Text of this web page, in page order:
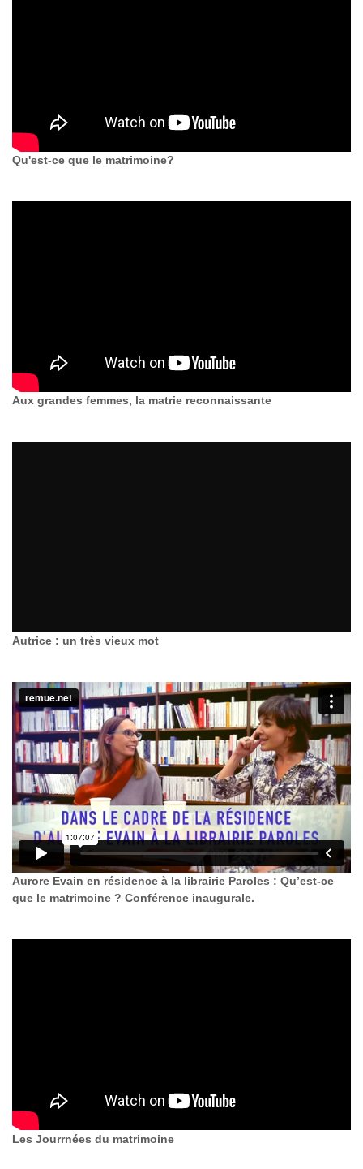
Qu'est-ce que le matrimoine?
Aux grandes femmes, la matrie reconnaissante
Autrice : un très vieux mot
Aurore Evain en résidence à la librairie Paroles : Qu’est-ce
que le matrimoine ? Conférence inaugurale.
Les Jourrnées du matrimoine